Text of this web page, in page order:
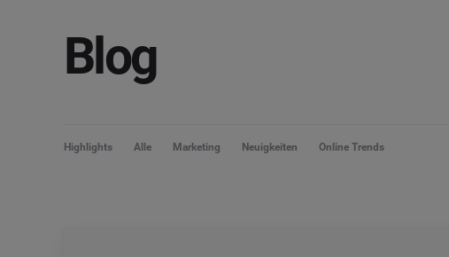
Blog
Highlights Alle Marketing Neuigkeiten Online Trends